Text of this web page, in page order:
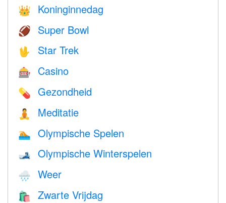
👑 Koninginnedag
🏈 Super Bowl
🖖 Star Trek
🎰 Casino
💊 Gezondheid
🧘 Meditatie
🏊 Olympische Spelen
🎿 Olympische Winterspelen
🌧 Weer
🛍 Zwarte Vrijdag